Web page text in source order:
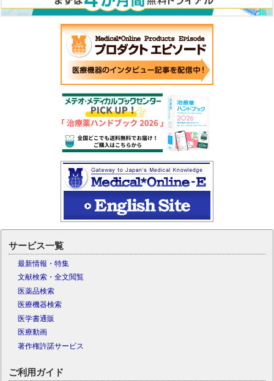
サービス一覧
最新情報・特集
文献検索・全文閲覧
医薬品検索
医療機器検索
医学書通販
医療動画
著作権許諾サービス
ご利用ガイド